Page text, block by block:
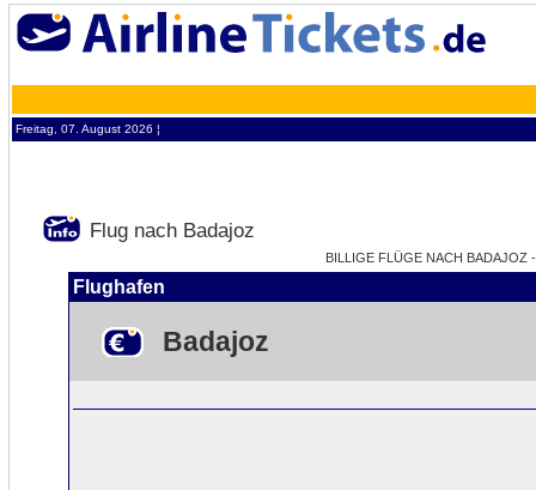
Freitag, 07. August 2026 ¦
Flug nach Badajoz
BILLIGE FLÜGE NACH BADAJOZ
Flughafen
Badajoz